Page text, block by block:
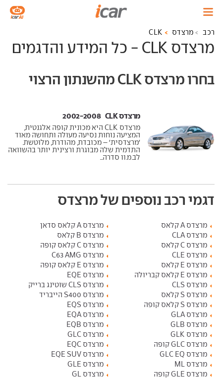
רכב מרצדס CLK
מרצדס CLK - כל המידע והדגמים
בחרו מרצדס CLK מהשנתון הרצוי
מרצדס CLK ‏ 2002-2008
מרצדס CLK היא מכונית קופה אלגנטית,
המציעה נוחות נסיעה מעולה ותחושה מאוד
'מרצדסית' – מכובדת, מהודרת, מלוטשת.
התדמית שלה מבוגרת ורצינית יותר בהשוואה
לב.מ.וו סדרה...
דגמי רכב נוספים של מרצדס
מרצדס A קלאס
מרצדס A קלאס סדאן
מרצדס CLA
מרצדס B קלאס
מרצדס C קלאס
מרצדס C קלאס קופה
מרצדס CLE
מרצדס C63 AMG
מרצדס E קלאס
מרצדס E קלאס קופה
מרצדס E קלאס קבריולה
מרצדס EQE
מרצדס CLS
מרצדס CLS שוטינג ברייק
מרצדס S קלאס
מרצדס S400 הייבריד
מרצדס S קלאס קופה
מרצדס EQS
מרצדס GLA
מרצדס EQA
מרצדס GLB
מרצדס EQB
מרצדס GLK
מרצדס GLC
מרצדס GLC קופה
מרצדס EQC
מרצדס GLC EQ
מרצדס EQE SUV
מרצדס ML
מרצדס GLE
מרצדס GLE קופה
מרצדס GL